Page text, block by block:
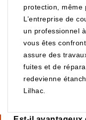
protection, même
L’entreprise de
un professionnel
vous êtes
assure des
fuites et de
redevienne
Lilhac.